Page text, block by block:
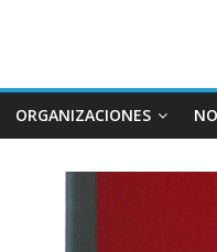
ORGANIZACIONES